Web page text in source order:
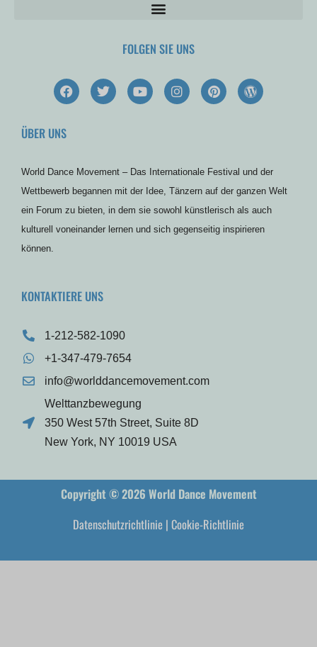
FOLGEN SIE UNS
F
a
c
b
k
T
w
i
Y
o
u
I
n
s
a
m
P
i
n
s
t
W
o
r
s
s
ÜBER UNS
World Dance Movement – Das Internationale Festival und der
Wettbewerb begannen mit der Idee, Tänzern auf der ganzen Welt
ein Forum zu bieten, in dem sie sowohl künstlerisch als auch
kulturell voneinander lernen und sich gegenseitig inspirieren
können.
KONTAKTIERE UNS
1-212-582-1090
+1-347-479-7654
info@worlddancemovement.com
Welttanzbewegung
350 West 57th Street, Suite 8D
New York, NY 10019 USA
Copyright © 2026 World Dance Movement
Datenschutzrichtlinie | Cookie-Richtlinie